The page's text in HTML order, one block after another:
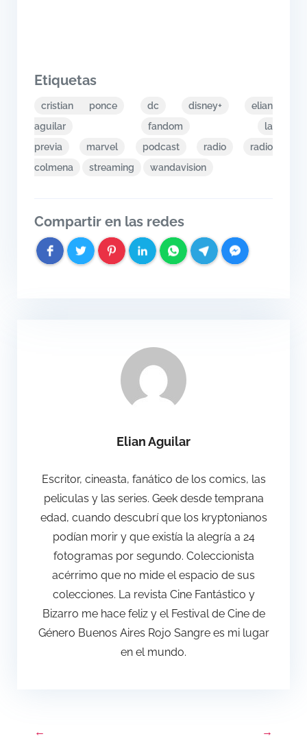
Etiquetas
cristian ponce dc disney+
elian
aguilar
fandom
la
previa
marvel podcast radio
radio
colmena
streaming wandavision
Compartir en las redes
Elian Aguilar
Escritor, cineasta, fanático de los comics, las
peliculas y las series. Geek desde temprana
edad, cuando descubrí que los kryptonianos
podían morir y que existía la alegría a 24
fotogramas por segundo. Coleccionista
acérrimo que no mide el espacio de sus
colecciones. La revista Cine Fantástico y
Bizarro me hace feliz y el Festival de Cine de
Género Buenos Aires Rojo Sangre es mi lugar
en el mundo.
← →